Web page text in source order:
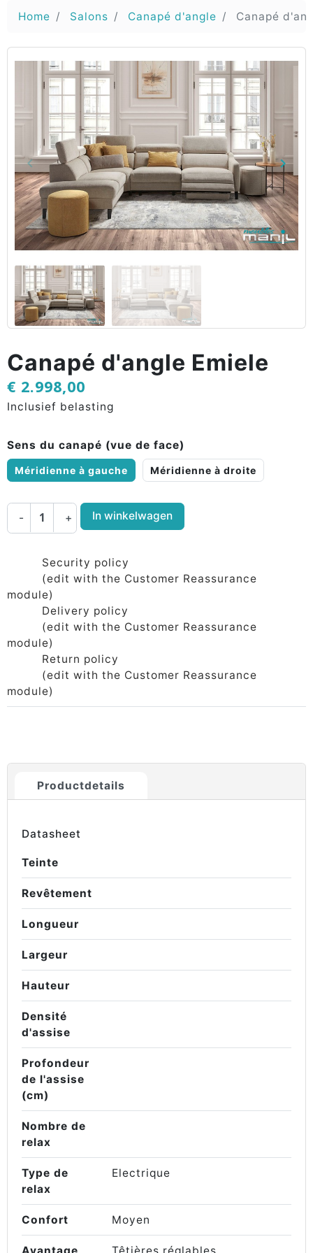
Home Salons Canapé d'angle Canapé
Vorige
keyboard_arrow_left keyboard_arrow_right
Canapé d'angle Emiele
€ 2.998,00
Inclusief belasting
Sens du canapé (vue de face)
Méridienne à gauche Méridienne à droite
- + In winkelwagen
Security policy
(edit with the Customer Reassurance
module)
Delivery policy
(edit with the Customer Reassurance
module)
Return policy
(edit with the Customer Reassurance
module)
Productdetails
Datasheet
Teinte
Revêtement
Longueur
Largeur
Hauteur
Densité
d'assise
Profondeur
de l'assise
(cm)
Nombre de
relax
Type de
relax
Electrique
Confort Moyen